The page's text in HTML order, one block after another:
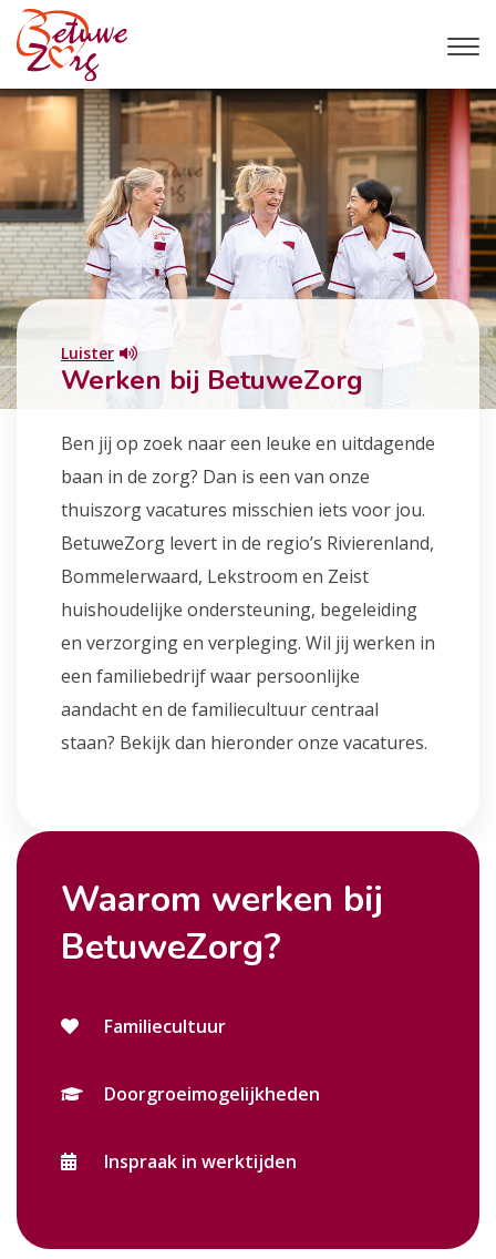
Luister
Werken bij BetuweZorg
Ben jij op zoek naar een leuke en uitdagende
baan in de zorg? Dan is een van onze
thuiszorg vacatures misschien iets voor jou.
BetuweZorg levert in de regio’s Rivierenland,
Bommelerwaard, Lekstroom en Zeist
huishoudelijke ondersteuning, begeleiding
en verzorging en verpleging. Wil jij werken in
een familiebedrijf waar persoonlijke
aandacht en de familiecultuur centraal
staan? Bekijk dan hieronder onze vacatures.
Waarom werken bij
BetuweZorg?
Familiecultuur
Doorgroeimogelijkheden
Inspraak in werktijden